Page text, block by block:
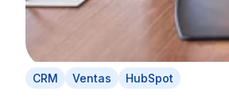
CRM Ventas HubSpot